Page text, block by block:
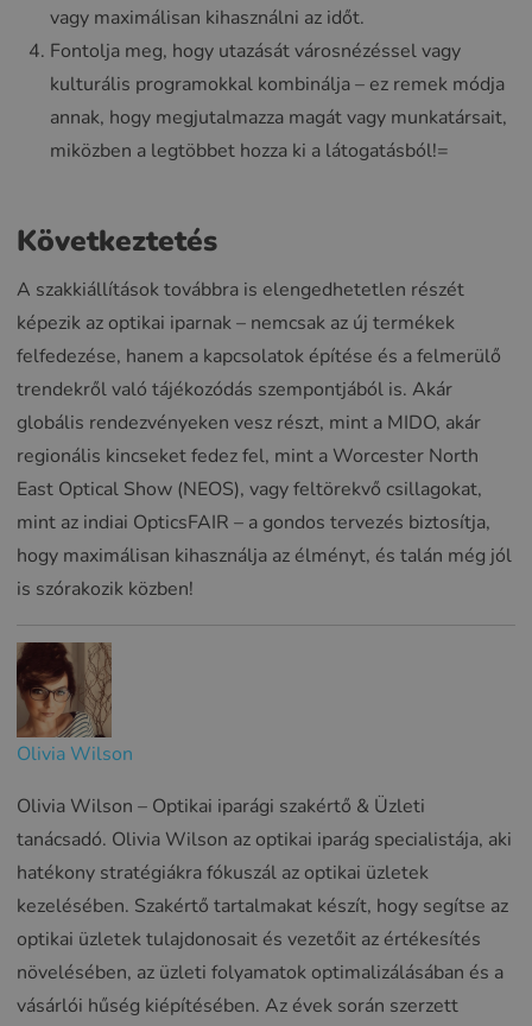
vagy maximálisan kihasználni az időt.
Fontolja meg, hogy utazását városnézéssel vagy
kulturális programokkal kombinálja – ez remek módja
annak, hogy megjutalmazza magát vagy munkatársait,
miközben a legtöbbet hozza ki a látogatásból!=
Következtetés
A szakkiállítások továbbra is elengedhetetlen részét
képezik az optikai iparnak – nemcsak az új termékek
felfedezése, hanem a kapcsolatok építése és a felmerülő
trendekről való tájékozódás szempontjából is. Akár
globális rendezvényeken vesz részt, mint a MIDO, akár
regionális kincseket fedez fel, mint a Worcester North
East Optical Show (NEOS), vagy feltörekvő csillagokat,
mint az indiai OpticsFAIR – a gondos tervezés biztosítja,
hogy maximálisan kihasználja az élményt, és talán még jól
is szórakozik közben!
Olivia Wilson
Olivia Wilson – Optikai iparági szakértő & Üzleti
tanácsadó. Olivia Wilson az optikai iparág specialistája, aki
hatékony stratégiákra fókuszál az optikai üzletek
kezelésében. Szakértő tartalmakat készít, hogy segítse az
optikai üzletek tulajdonosait és vezetőit az értékesítés
növelésében, az üzleti folyamatok optimalizálásában és a
vásárlói hűség kiépítésében. Az évek során szerzett